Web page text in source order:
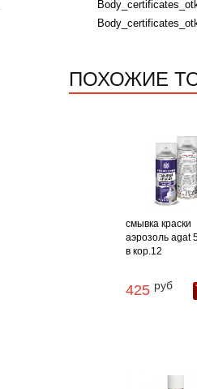
ПОХОЖИЕ
смывка краски
аэрозоль agat
в кор.12
425 руб